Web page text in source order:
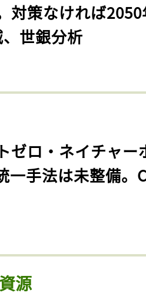
対策なければ
世銀分析
ゼロ・ネイチャー
一手法は未整備。
源